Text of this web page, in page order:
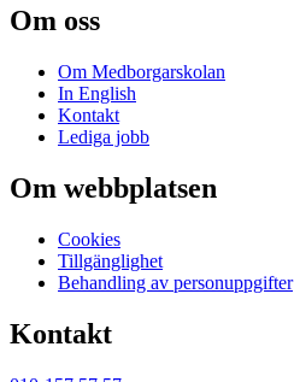
Om oss
Om Medborgarskolan
In English
Kontakt
Lediga jobb
Om webbplatsen
Cookies
Tillgänglighet
Behandling av personuppgifter
Kontakt